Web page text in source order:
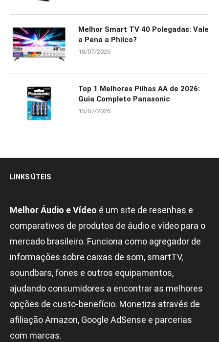
Melhor Smart TV 40 Polegadas: Vale
a Pena a Philco?
18/07/2026
Top 1 Melhores Pilhas AA de 2026:
Guia Completo Panasonic
15/07/2026
LINKS ÚTEIS
Melhor Áudio e Vídeo é um site de resenhas e
comparativos de produtos de áudio e vídeo para o
mercado brasileiro. Funciona como agregador de
informações sobre caixas de som, smartTV,
soundbars, fones e outros equipamentos,
ajudando consumidores a encontrar as melhores
opções de custo-benefício. Monetiza através de
afiliação Amazon, Google AdSense e parcerias
com marcas.